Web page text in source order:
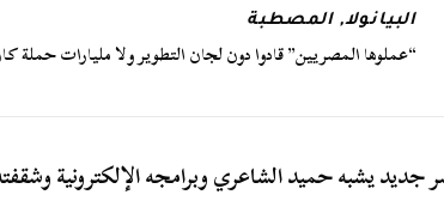
البيانولا,المصطبة
“عملوها المصريين” قادوا دون لجان التطوير ولا مليارات حملة
يشبه حميد الشاعري وبرامجه الإلكترونية